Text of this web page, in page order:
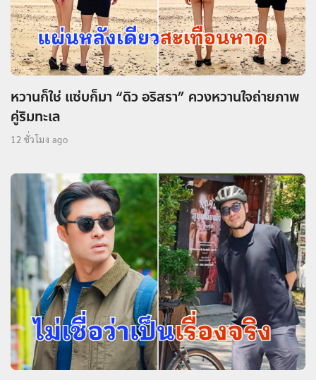
หวานก็ใช่ แซ่บก็มา “ดิว อริสรา” ควงหวานใจถ่ายภาพ
คู่ริมทะเล
12 ชั่วโมง ago